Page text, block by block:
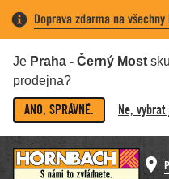
Doprava zdarma na
Je Praha - Černý Most
prodejna?
ANO, SPRÁVNĚ. Ne,